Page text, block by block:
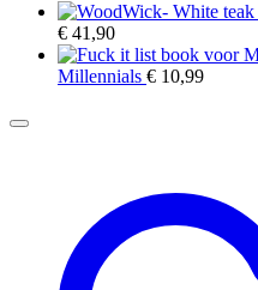
€ 41,90Prijsklasse:
€ 13,90
tot
Millennials € 10,99